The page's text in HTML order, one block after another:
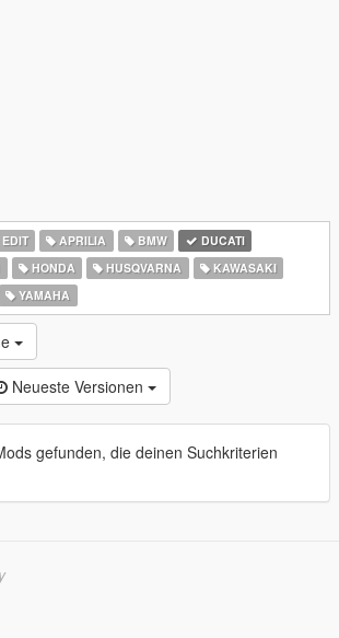
APRILIA BMW
DUCATI
HONDA HUSQVARNA
KAWASAKI
YAMAHA
Neueste Versionen
gefunden, die deinen Suchkriterien